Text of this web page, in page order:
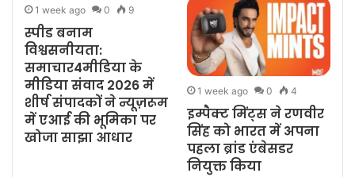
1 week ago 0 9
स्पीड बनाम
विश्वसनीयता:
समाचार4मीडिया के
मीडिया संवाद 2026 में
शीर्ष संपादकों ने न्यूज़रूम
में एआई की भूमिका पर
खोजा साझा आधार
1 week ago 0 4
इम्पैक्ट मिंट्स ने रणवीर
सिंह को भारत में अपना
पहला ब्रांड एंबेसडर
नियुक्त किया